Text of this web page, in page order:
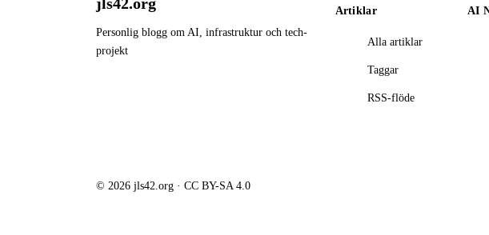
jls42.org
Personlig blogg om AI, infrastruktur och tech-
projekt
Artiklar
Alla artiklar
Taggar
RSS-flöde
AI
© 2026 jls42.org · CC BY-SA 4.0